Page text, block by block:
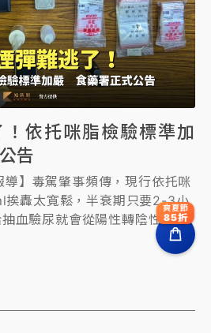
依托咪脂檢驗標準加
告
導】毒駕肇事頻傳，現行依托咪
轟太寬鬆，半衰期只要2-3小
血驗尿就會從陽性轉陰性，立
也抓不到。食品藥物管理昨日
酯類毒品尿液初步檢驗及確認檢
為25ng/mL，另增列「三氟依
爽夏節
85折